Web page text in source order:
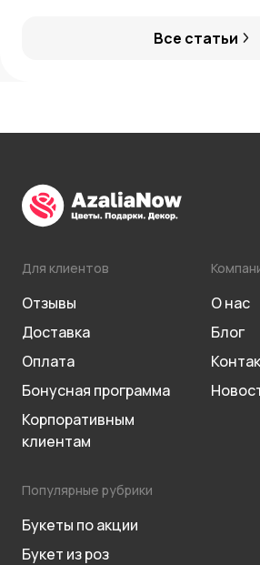
Все статьи
Для клиентов
Отзывы
Доставка
Оплата
Бонусная программа
Корпоративным
клиентам
О нас
Блог
Популярные рубрики
Букеты по акции
Букет из роз